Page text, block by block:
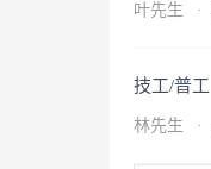
叶先生 ·
技工/普工
林先生 ·